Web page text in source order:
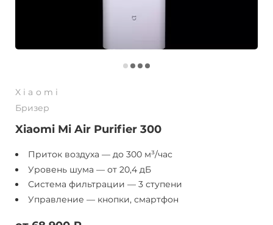
Xiaomi
Бризер
Xiaomi Mi Air Purifier 300
Приток воздуха — до 300 м³/час
Уровень шума — от 20,4 дБ
Система фильтрации — 3 ступени
Управление — кнопки, смартфон